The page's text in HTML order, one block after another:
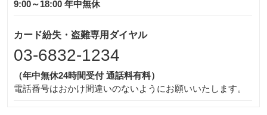
9:00～18:00 年中無休
カード紛失・盗難専用ダイヤル
03-6832-1234
（年中無休24時間受付 通話料有料）
電話番号はおかけ間違いのないようにお願いいたします。